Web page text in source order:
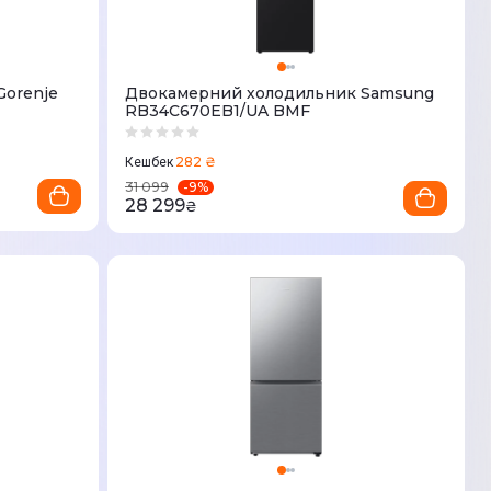
Двокамерний холодильник Samsung
RB34C670EB1/UA BMF
Кешбек 282 ₴
31 099
-9%
28 299₴